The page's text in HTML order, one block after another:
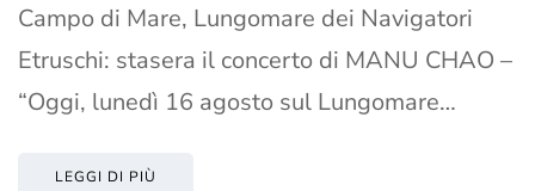
Campo di Mare, Lungomare dei Navigatori
Etruschi: stasera il concerto di MANU CHAO –
“Oggi, lunedì 16 agosto sul Lungomare…
LEGGI DI PIÙ